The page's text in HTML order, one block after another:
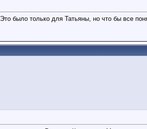
было только для Татьяны, но что бы все